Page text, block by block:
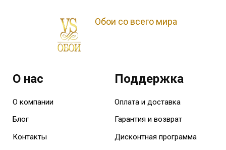
Обои со всего мира
О нас
О компании
Блог
Контакты
Поддержка
Оплата и доставка
Гарантия и возврат
Дисконтная программа